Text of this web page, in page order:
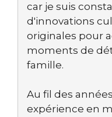
car je suis
d'innovations
originales pour
moments de
famille.
Au fil des
expérience en